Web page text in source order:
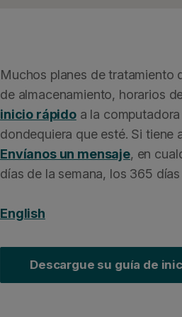
Muchos planes de tratamiento
de almacenamiento, horarios
inicio rápidoa la computadora
dondequiera que esté. Si tiene
Envíanos un mensaje, en
días de la semana, los 365
English
Descargue su guía de